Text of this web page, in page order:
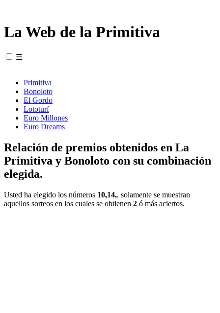
La Web de la Primitiva
☰
Primitiva
Bonoloto
El Gordo
Lototurf
Euro Millones
Euro Dreams
Relación de premios obtenidos en La
Primitiva y Bonoloto con su combinación
elegida.
Usted ha elegido los números 10,14,, solamente se muestran
aquellos sorteos en los cuales se obtienen 2 ó más aciertos.